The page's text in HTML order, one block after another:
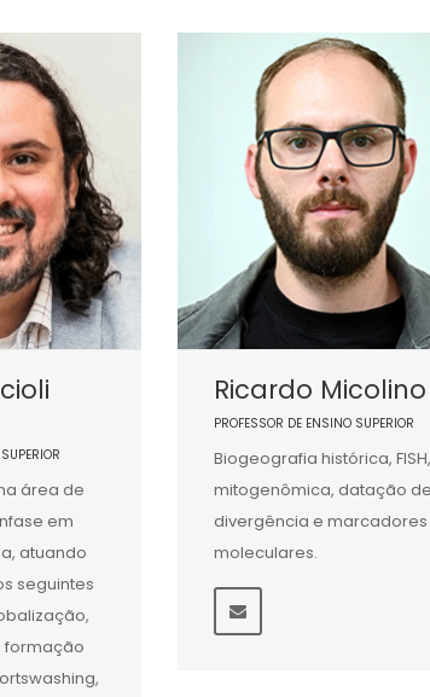
área de
em
atuando
seguintes
formação
Ricardo Micolino
PROFESSOR DE ENSINO SUPERIOR
Biogeografia histórica, FISH,
mitogenômica, datação
divergência e marcadores
moleculares.